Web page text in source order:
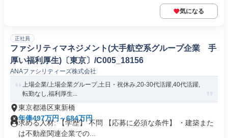
気になる
正社員
ファシリティマネジメント(大手航空系グループ企業 手
厚い福利厚生)〔東京〕/C005_18156
ANAファシリティーズ株式会社
上場企業/上場企業グループ,土日・祝休み,20-30代活躍,40代活躍,
転勤なし,福利厚生...
東京都港区東新橋
年俸497万円～684万円
求める人材: 【学歴】 不問 【応募に必須な条件】 ・建築また
は不動産関連企業での...